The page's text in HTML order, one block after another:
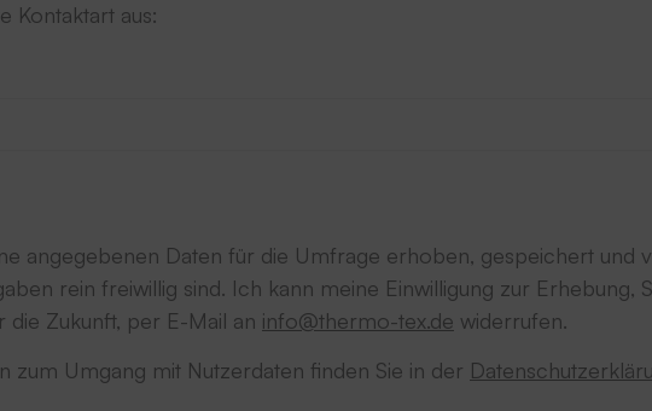
Kontaktart aus:
angegebenen Daten für die Umfrage erhoben, gespeichert und
rein freiwillig sind. Ich kann meine Einwilligung zur Erhebung,
die Zukunft, per E-Mail an info@thermo-tex.de widerrufen.
zum Umgang mit Nutzerdaten finden Sie in der